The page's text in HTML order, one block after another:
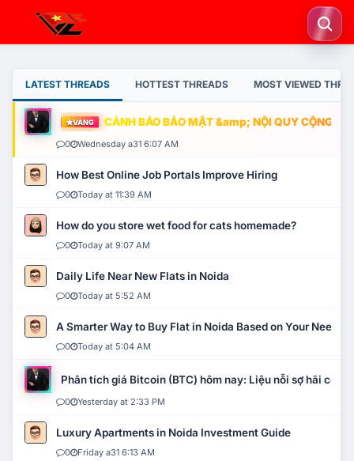
LATEST THREADS HOTTEST THREADS MOST VIEWED
VÀNG CẢNH BÁO BẢO MẬT &amp; NỘI QUY CỘNG
0 Wednesday a31 6:07 AM
How Best Online Job Portals Improve Hiring
0 Today at 11:39 AM
How do you store wet food for cats homemade?
0 Today at 9:07 AM
Daily Life Near New Flats in Noida
0 Today at 5:52 AM
A Smarter Way to Buy Flat in Noida Based on Your Needs
0 Today at 5:04 AM
Phân tích giá Bitcoin (BTC) hôm nay: Liệu nỗi sợ hãi có
0 Yesterday at 2:33 PM
Luxury Apartments in Noida Investment Guide
0 Friday a31 6:13 AM